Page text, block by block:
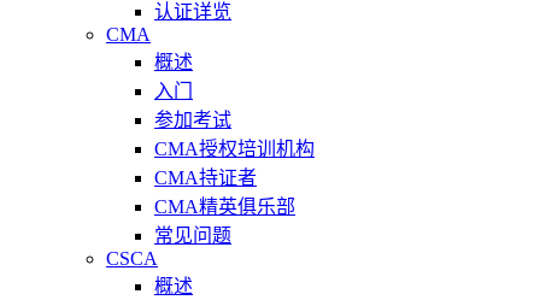
认证详览
CMA
概述
入门
参加考试
CMA授权培训机构
CMA持证者
CMA精英俱乐部
常见问题
CSCA
概述